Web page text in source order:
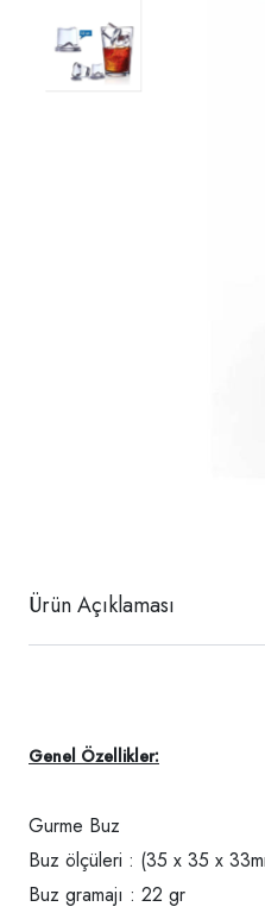
Ürün Açıklaması
Genel Özellikler:
Gurme Buz
Buz ölçüleri : (35 x 35 x
Buz gramajı : 22 gr